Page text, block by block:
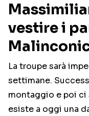
vestire i
La troupe sarà
settimane.
montaggio e poi ci
esiste a oggi una